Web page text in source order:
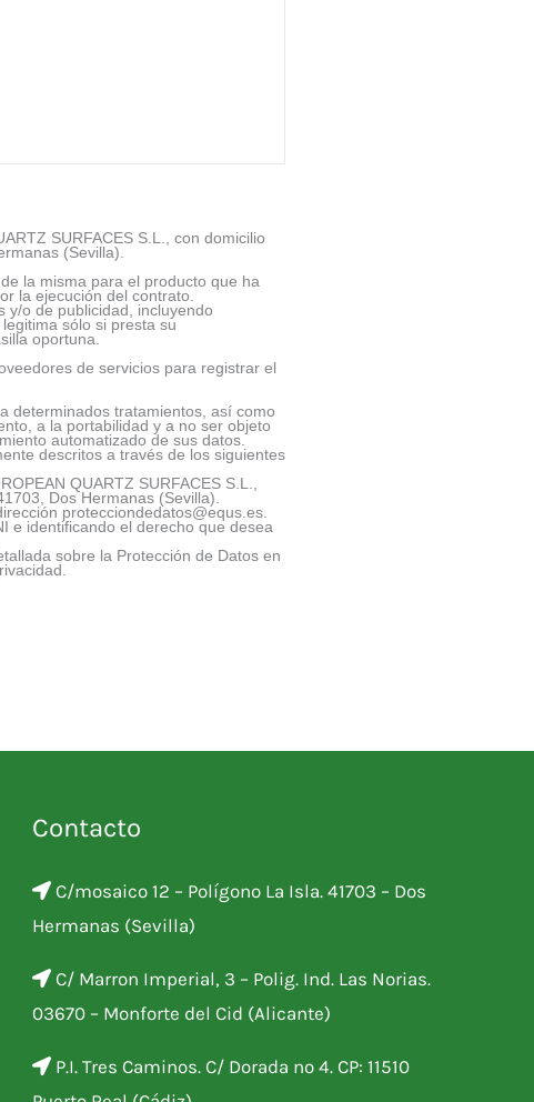
SURFACES S.L., con domicilio
(Sevilla).
la misma para el producto que ha
la ejecución del contrato.
y/o de publicidad, incluyendo
sólo si presta su
oportuna.
de servicios para registrar el
determinados tratamientos, así como
a la portabilidad y a no ser objeto
automatizado de sus datos.
descritos a través de los siguientes
QUARTZ SURFACES S.L.,
Dos Hermanas (Sevilla).
protecciondedatos@equs.es.
e identificando el derecho que desea
sobre la Protección de Datos en
Contacto
C/mosaico 12 – Polígono La Isla. 41703 – Dos
Hermanas (Sevilla)
C/ Marron Imperial, 3 – Polig. Ind. Las Norias.
03670 – Monforte del Cid (Alicante)
P.I. Tres Caminos. C/ Dorada nº 4. CP: 11510